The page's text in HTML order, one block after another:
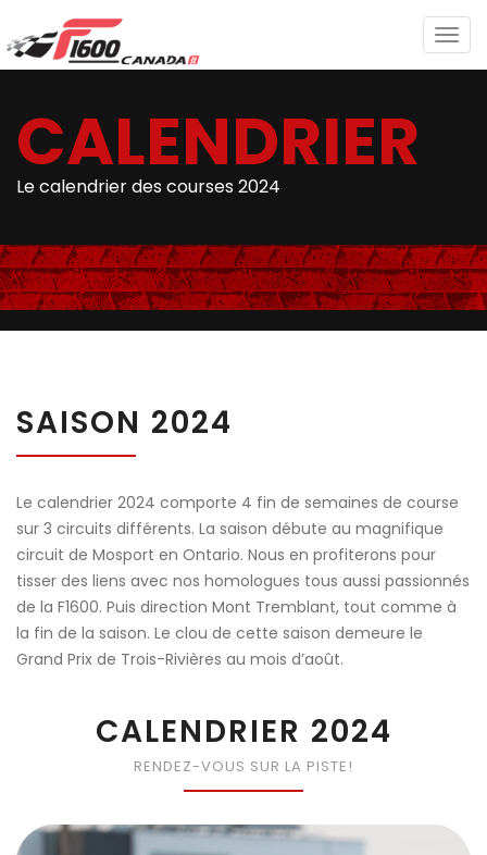
CALENDRIER
Le calendrier des courses 2024
SAISON 2024
Le calendrier 2024 comporte 4 fin de semaines de course
sur 3 circuits différents. La saison débute au magnifique
circuit de Mosport en Ontario. Nous en profiterons pour
tisser des liens avec nos homologues tous aussi passionnés
de la F1600. Puis direction Mont Tremblant, tout comme à
la fin de la saison. Le clou de cette saison demeure le
Grand Prix de Trois-Rivières au mois d’août.
CALENDRIER 2024
RENDEZ-VOUS SUR LA PISTE!